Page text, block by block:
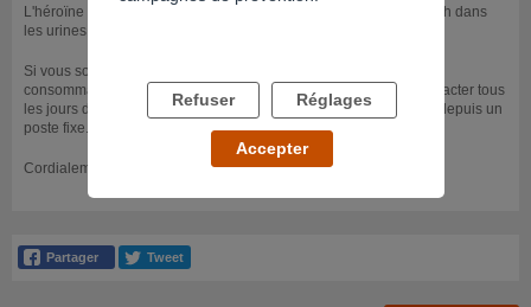
L'héroïne reste décelable dans le sang jusqu'à 24h, et de 24 à 48h dans
les urines.
Si vous souhaitez obtenir d'autres informations, ou parler de vos
consommations ou de celles d'un proche, vous pouvez nous contacter tous
les jours de 8h à 2h au 0800.23.13.13, appel anonyme et gratuit depuis un
poste fixe.
Cordialement.
Refuser Réglages
Accepter